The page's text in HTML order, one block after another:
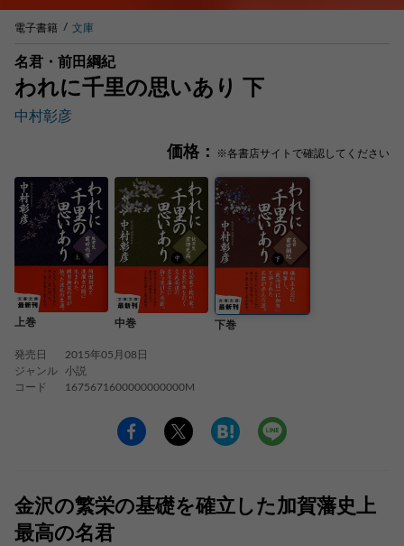
電子書籍 文庫
名君・前田綱紀
われに千里の思いあり 下
中村彰彦
価格： ※各書店サイトで確認してください
上巻 中巻 下巻
発売日
2015年05月08日
ジャンル
小説
コード
1675671600000000000M
金沢の繁栄の基礎を確立した加賀藩史上
最高の名君